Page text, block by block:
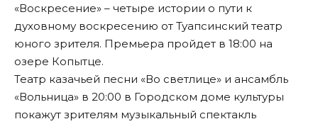
«Воскресение» – четыре истории о пути к
духовному воскресению от Туапсинский театр
юного зрителя. Премьера пройдет в 18:00 на
озере Копытце.
Театр казачьей песни «Во светлице» и ансамбль
«Вольница» в 20:00 в Городском доме культуры
покажут зрителям музыкальный спектакль